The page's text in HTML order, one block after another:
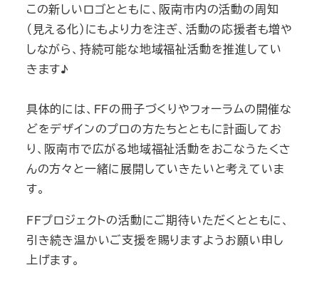
​この新しいロゴとともに、阪南市内の活動の周知
（見える化）にもより力を注ぎ、活動の応援者も増や
しながら、持続可能な地域福祉活動を推進してい
きます♪
具体的には、FFの冊子づくりやフォーラムの開催な
どをデザインのプロの方たちとともに計画してお
り、阪南市で広がる地域福祉活動をおこなうたくさ
んの方々と一緒に展開していきたいと考えていま
す。
​FFプロジェクトの活動にご期待いただくとともに、
引き続き温かいご支援を賜りますようお願い申し
上げます。